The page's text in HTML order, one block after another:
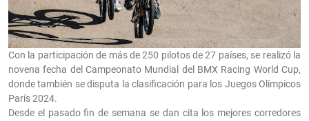
Con la participación de más de 250 pilotos de 27 países, se realizó la
novena fecha del Campeonato Mundial del BMX Racing World Cup,
donde también se disputa la clasificación para los Juegos Olímpicos
París 2024.
Desde el pasado fin de semana se dan cita los mejores corredores